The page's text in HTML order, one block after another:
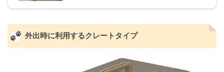
外出時に利用するクレートタイプ